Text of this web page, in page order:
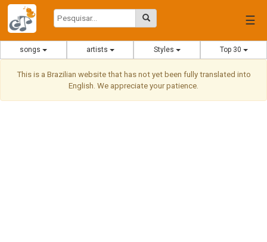
☰
songs artists Styles Top 30
This is a Brazilian website that has not yet been fully translated into
English. We appreciate your patience.